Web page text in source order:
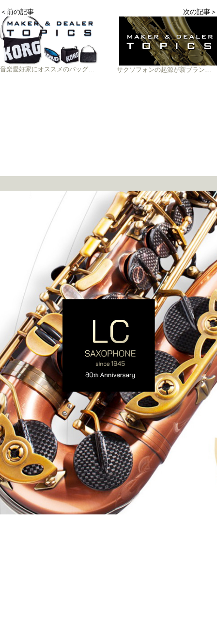
＜前の記事
音楽愛好家にオススメのバッグ各種がコルグより登場
次の記事＞